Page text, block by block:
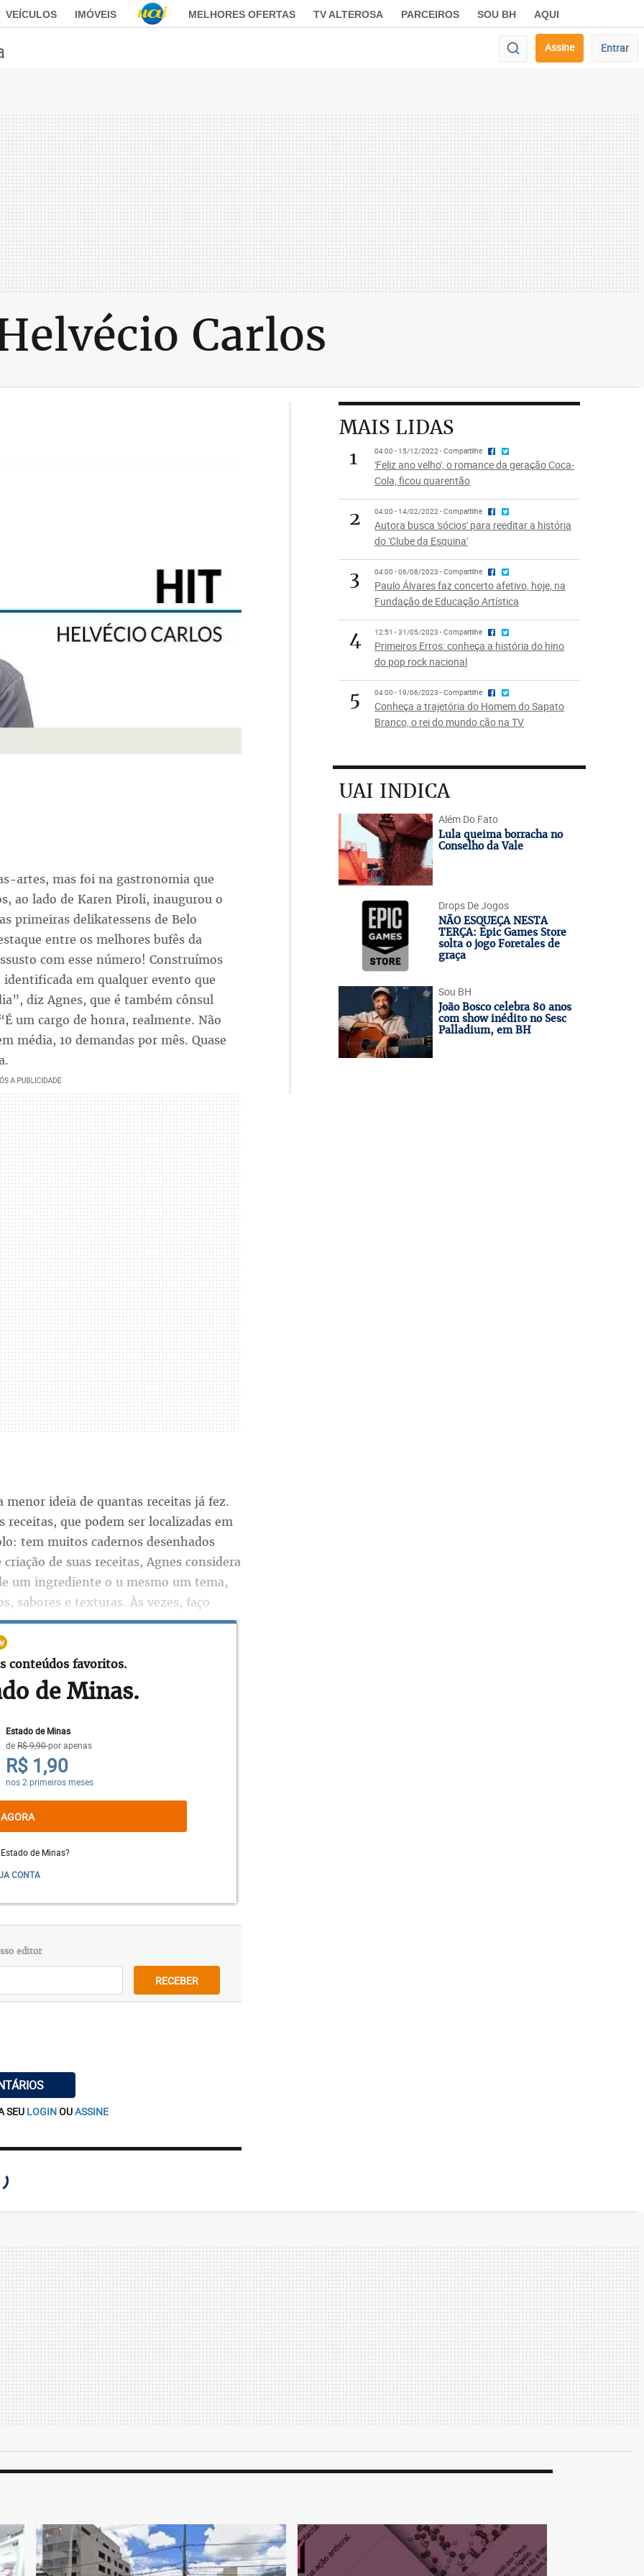
VEÍCULOS IMÓVEIS MELHORES OFERTAS TV ALTEROSA PARCEIROS SOU BH AQUI
Assine Entrar
Carlos
artes, mas foi na gastronomia que
ao lado de Karen Piroli, inaugurou o
primeiras delikatessens de Belo
entre os melhores bufês da
com esse número! Construímos
em qualquer evento que
diz Agnes, que é também cônsul
um cargo de honra, realmente. Não
média, 10 demandas por mês. Quase
menor ideia de quantas receitas já fez.
que podem ser localizadas em
tem muitos cadernos desenhados
de suas receitas, Agnes considera
um ingrediente o u mesmo um tema,
sabores e texturas. Às vezes, faço
colagens e, por vezes,
foie gras). Mas a receita que
eventos em que cabe uma provocação
um caldo de bruxa”, garante,
Agnes pretende promover mais uma
que ela consegue estreitar o diálogo
sua trajetória como uma
me considero uma boa cozinheira e,
de histórias através da cozinha.
cozinha que se apropria muito bem
como conhecimento na
conteúdos favoritos.
de Minas.
Estado de Minas
deR$ 9,90por apenas
R$ 1,90
nos 2 primeiros meses
de Minas?
CONTA
editor
RECEBER
SEU LOGINOUASSINE
MAIS LIDAS
1
04:00 - 15/12/2022 - Compartilhe
'Feliz ano velho', o romance da geração Coca-
Cola, ficou quarentão
2 04:00 - 14/02/2022 - Compartilhe
Autora busca 'sócios' para reeditar a história
do 'Clube da Esquina'
3 04:00 - 06/08/2023 - Compartilhe
Paulo Álvares faz concerto afetivo, hoje, na
Fundação de Educação Artística
4 12:51 - 31/05/2023 - Compartilhe
Primeiros Erros: conheça a história do hino
do pop rock nacional
5 04:00 - 19/06/2023 - Compartilhe
Conheça a trajetória do Homem do Sapato
Branco, o rei do mundo cão na TV
UAI INDICA
Além Do Fato
Lula queima borracha no
Conselho da Vale
Drops De Jogos
NÃO ESQUEÇA NESTA
TERÇA: Epic Games Store
solta o jogo Foretales de
graça
Sou BH
João Bosco celebra 80 anos
com show inédito no Sesc
Palladium, em BH